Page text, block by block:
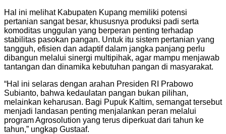
Hal ini melihat Kabupaten Kupang memiliki potensi
pertanian sangat besar, khususnya produksi padi serta
komoditas unggulan yang berperan penting terhadap
stabilitas pasokan pangan. Untuk itu sistem pertanian yang
tangguh, efisien dan adaptif dalam jangka panjang perlu
dibangun melalui sinergi multipihak, agar mampu menjawab
tantangan dan dinamika kebutuhan pangan di masyarakat.
“Hal ini selaras dengan arahan Presiden RI Prabowo
Subianto, bahwa kedaulatan pangan bukan pilihan,
melainkan keharusan. Bagi Pupuk Kaltim, semangat tersebut
menjadi landasan penting menjalankan peran melalui
program Agrosolution yang terus diperkuat dari tahun ke
tahun,” ungkap Gustaaf.